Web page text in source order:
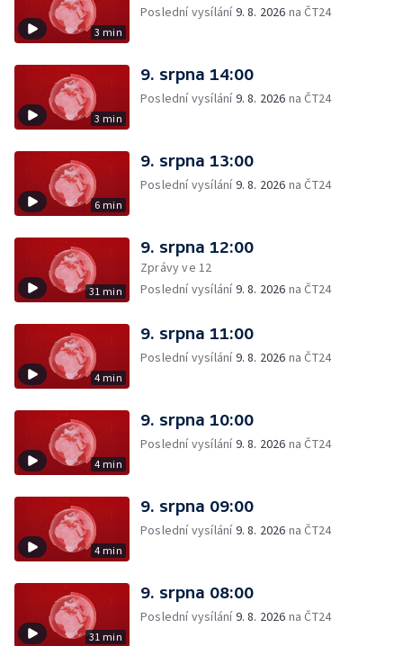
3 min
Poslední vysílání9. 8. 2026 na ČT24
3 min
9. srpna 14:00
Poslední vysílání9. 8. 2026 na ČT24
6 min
9. srpna 13:00
Poslední vysílání9. 8. 2026 na ČT24
31 min
9. srpna 12:00
Zprávy ve 12
Poslední vysílání9. 8. 2026 na ČT24
4 min
9. srpna 11:00
Poslední vysílání9. 8. 2026 na ČT24
4 min
9. srpna 10:00
Poslední vysílání9. 8. 2026 na ČT24
4 min
9. srpna 09:00
Poslední vysílání9. 8. 2026 na ČT24
31 min
9. srpna 08:00
Poslední vysílání9. 8. 2026 na ČT24